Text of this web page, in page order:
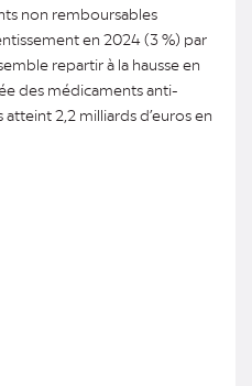
non remboursables
en 2024 (3 %) par
repartir à la hausse en
des médicaments anti-
2,2 milliards d’euros en